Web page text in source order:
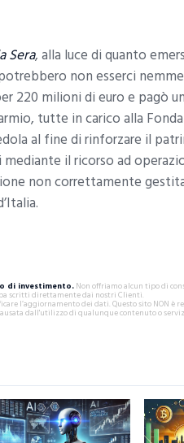
Sera, alla luce di quanto
non esserci
220 milioni di euro e pagò
tutte in carico alla
al fine di rinforzare il
il ricorso ad
non correttamente
di investimento.Non offriamo alcun tipo di
scritti direttamente dai nostri Clienti.
l’aggiornamento dei dati. Questo sito NON è
dall'utilizzo di qualunque contenuto o